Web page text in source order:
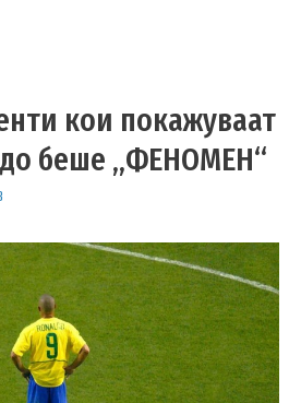
кои покажуваат
беше „ФЕНОМЕН“